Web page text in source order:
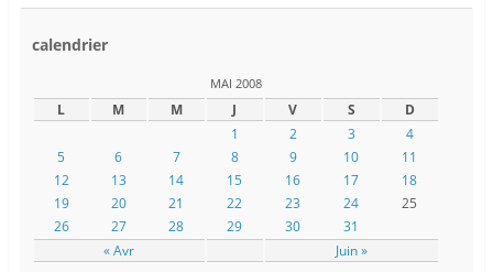
calendrier
MAI 2008
L M M J V S D
« Avr Juin »
1 2 3
4
5
6 7 8 9 10
11
12
13 14 15 16 17
18
19
20 21 22 23 24
25
26
27 28 29 30 31